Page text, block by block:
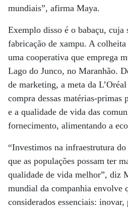
mundiais”, afirma Maya.
Exemplo disso é o babaçu, cuja
fabricação de xampu. A
uma cooperativa que emprega
Lago do Junco, no Maranhão.
de marketing, a meta da
compra dessas matérias-primas
e a qualidade de vida das
fornecimento, alimentando a
“Investimos na infraestrutura
que as populações possam ter
qualidade de vida melhor”, diz
mundial da companhia envolve
considerados essenciais: